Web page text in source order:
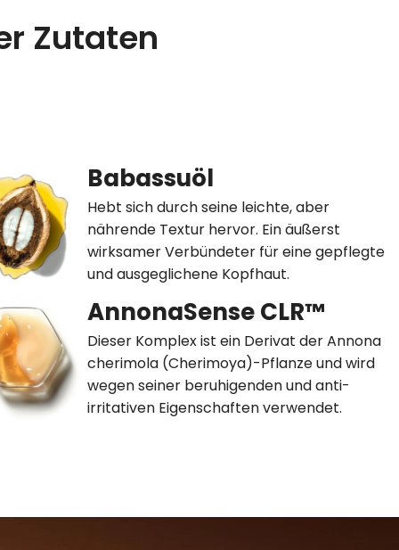
Zutaten
Babassuöl
Hebt sich durch seine leichte, aber
nährende Textur hervor. Ein äußerst
wirksamer Verbündeter für eine gepflegte
und ausgeglichene Kopfhaut.
AnnonaSense CLR™
Dieser Komplex ist ein Derivat der Annona
cherimola (Cherimoya)-Pflanze und wird
wegen seiner beruhigenden und anti-
irritativen Eigenschaften verwendet.